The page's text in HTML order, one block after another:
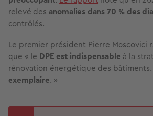
relevé des anomalies dans 70 % des
contrôlés.
Le premier président Pierre Moscovici
que « le DPE est indispensable à la
rénovation énergétique des
exemplaire. »